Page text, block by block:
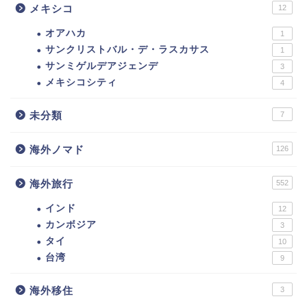
メキシコ 12
オアハカ 1
サンクリストバル・デ・ラスカサス 1
サンミゲルデアジェンデ 3
メキシコシティ 4
未分類 7
海外ノマド 126
海外旅行 552
インド 12
カンボジア 3
タイ 10
台湾 9
海外移住 3